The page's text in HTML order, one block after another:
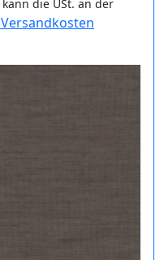
die USt. an der